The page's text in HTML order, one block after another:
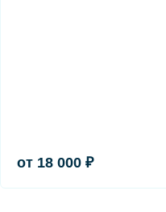
от 18 000 ₽